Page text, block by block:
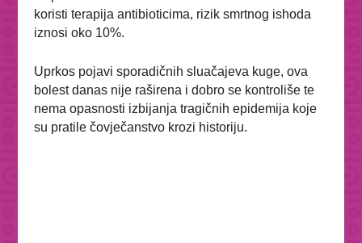
koristi terapija antibioticima, rizik smrtnog ishoda
iznosi oko 10%.
Uprkos pojavi sporadičnih sluačajeva kuge, ova
bolest danas nije raširena i dobro se kontroliše te
nema opasnosti izbijanja tragičnih epidemija koje
su pratile čovječanstvo krozi historiju.